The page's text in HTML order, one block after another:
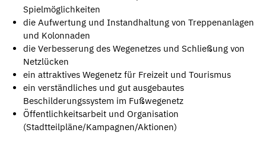
Spielmöglichkeiten
die Aufwertung und Instandhaltung von Treppenanlagen
und Kolonnaden
die Verbesserung des Wegenetzes und Schließung von
Netzlücken
ein attraktives Wegenetz für Freizeit und Tourismus
ein verständliches und gut ausgebautes
Beschilderungssystem im Fußwegenetz
Öffentlichkeitsarbeit und Organisation
(Stadtteilpläne/Kampagnen/Aktionen)